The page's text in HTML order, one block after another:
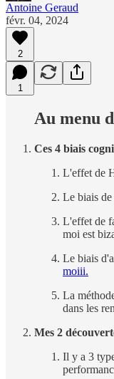
Antoine Geraud
févr. 04, 2024
2
1
Au menu
Ces 4 biais
L'effet de
Le biais
L'effet de
moi est
Le biais
moiii.
La
dans les
Mes 2
Il y a 3